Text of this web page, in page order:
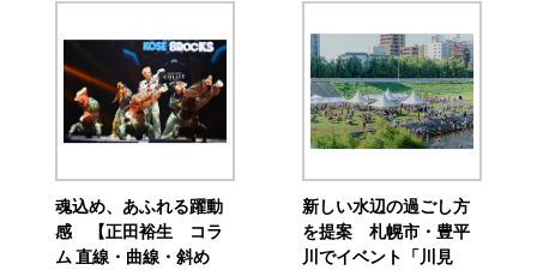
魂込め、あふれる躍動
感 【正田裕生 コラ
ム 直線・曲線・斜め
新しい水辺の過ごし方
を提案 札幌市・豊平
川でイベント「川見